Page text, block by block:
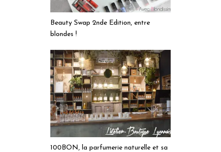
Beauty Swap 2nde Edition, entre
blondes !
100BON, la parfumerie naturelle et sa